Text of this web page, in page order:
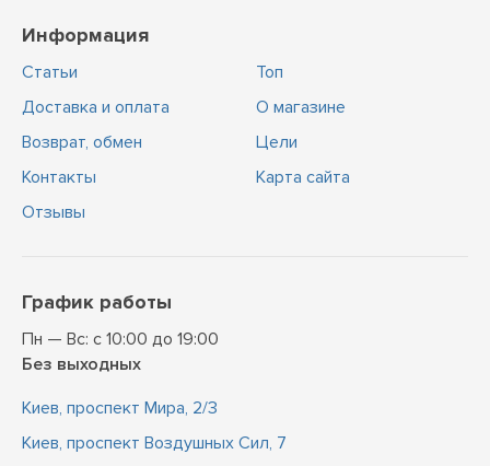
Информация
Статьи
Доставка и оплата
Возврат, обмен
Контакты
Отзывы
Топ
О магазине
Цели
Карта сайта
График работы
Пн — Вс: с 10:00 до 19:00
Без выходных
Киев, проспект Мира, 2/3
Киев, проспект Воздушных Сил, 7